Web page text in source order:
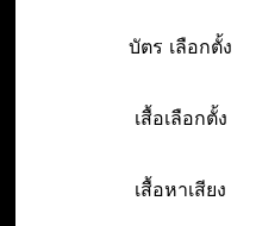
บัตร เลือกตั้ง
เสื้อเลือกตั้ง
เสื้อหาเสียง